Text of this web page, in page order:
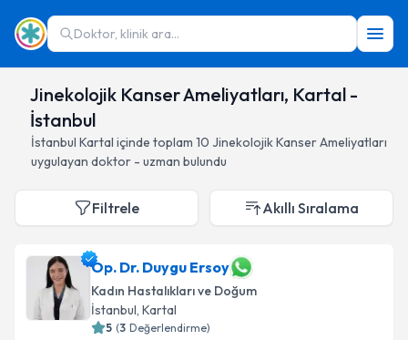
Doktor, klinik ara...
Jinekolojik Kanser Ameliyatları, Kartal -
İstanbul
İstanbul Kartal içinde toplam 10 Jinekolojik Kanser Ameliyatları
uygulayan doktor - uzman bulundu
Filtrele Akıllı Sıralama
Op. Dr. Duygu Ersoy
Kadın Hastalıkları ve Doğum
İstanbul, Kartal
5 (3 Değerlendirme)